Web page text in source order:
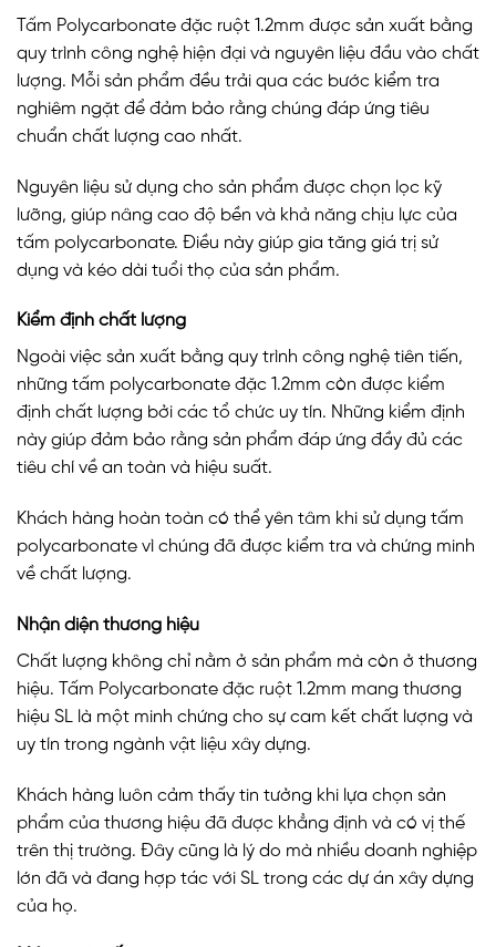
Tấm Polycarbonate đặc ruột 1.2mm được sản xuất bằng
quy trình công nghệ hiện đại và nguyên liệu đầu vào chất
lượng. Mỗi sản phẩm đều trải qua các bước kiểm tra
nghiêm ngặt để đảm bảo rằng chúng đáp ứng tiêu
chuẩn chất lượng cao nhất.
Nguyên liệu sử dụng cho sản phẩm được chọn lọc kỹ
lưỡng, giúp nâng cao độ bền và khả năng chịu lực của
tấm polycarbonate. Điều này giúp gia tăng giá trị sử
dụng và kéo dài tuổi thọ của sản phẩm.
Kiểm định chất lượng
Ngoài việc sản xuất bằng quy trình công nghệ tiên tiến,
những tấm polycarbonate đặc 1.2mm còn được kiểm
định chất lượng bởi các tổ chức uy tín. Những kiểm định
này giúp đảm bảo rằng sản phẩm đáp ứng đầy đủ các
tiêu chí về an toàn và hiệu suất.
Khách hàng hoàn toàn có thể yên tâm khi sử dụng tấm
polycarbonate vì chúng đã được kiểm tra và chứng minh
về chất lượng.
Nhận diện thương hiệu
Chất lượng không chỉ nằm ở sản phẩm mà còn ở thương
hiệu. Tấm Polycarbonate đặc ruột 1.2mm mang thương
hiệu SL là một minh chứng cho sự cam kết chất lượng và
uy tín trong ngành vật liệu xây dựng.
Khách hàng luôn cảm thấy tin tưởng khi lựa chọn sản
phẩm của thương hiệu đã được khẳng định và có vị thế
trên thị trường. Đây cũng là lý do mà nhiều doanh nghiệp
lớn đã và đang hợp tác với SL trong các dự án xây dựng
của họ.